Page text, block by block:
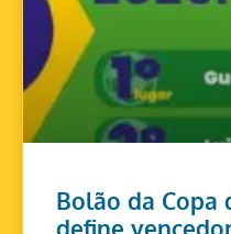
Bolão da Copa